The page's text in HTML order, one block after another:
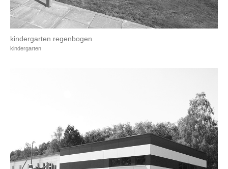
kindergarten regenbogen
kindergarten